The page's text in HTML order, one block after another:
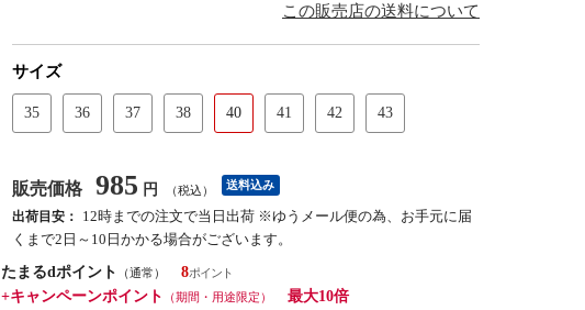
この販売店の送料について
サイズ
35 36 37 38 40 41 42 43
販売価格 985 円 （税込） 送料込み
出荷目安：
12時までの注文で当日出荷 ※ゆうメール便の為、お手元に届
くまで2日～10日かかる場合がございます。
たまるdポイント
（通常）
8
+キャンペーンポイント
（期間・用途限定）
最大10倍